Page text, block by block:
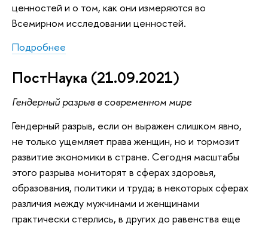
ценностей и о том, как они измеряются во
Всемирном исследовании ценностей.
Подробнее
ПостНаука (21.09.2021)
Гендерный разрыв в современном мире
Гендерный разрыв, если он выражен слишком явно,
не только ущемляет права женщин, но и тормозит
развитие экономики в стране. Сегодня масштабы
этого разрыва мониторят в сферах здоровья,
образования, политики и труда; в некоторых сферах
различия между мужчинами и женщинами
практически стерлись, в других до равенства еще